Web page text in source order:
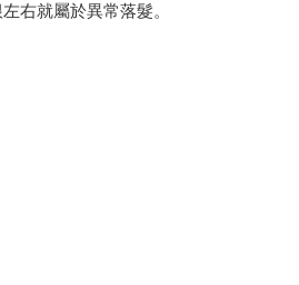
右就屬於異常落髮。